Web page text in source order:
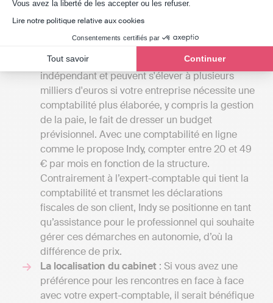
Vous avez la liberté de les accepter ou les refuser.
Lire notre politique relative aux cookies
Consentements certifiés par
Tout savoir Continuer
Chevilly.
Les tarifs: Les frais des cabinets d'expertise
comptable dans le Loiret débutent
généralement à 1000 euros par an pour une
petite mission confiée à un comptable
indépendant et peuvent s'élever à plusieurs
milliers d'euros si votre entreprise nécessite une
comptabilité plus élaborée, y compris la gestion
de la paie, le fait de dresser un budget
prévisionnel. Avec une comptabilité en ligne
comme le propose Indy, compter entre 20 et 49
€ par mois en fonction de la structure.
Contrairement à l’expert-comptable qui tient la
comptabilité et transmet les déclarations
fiscales de son client, Indy se positionne en tant
qu’assistance pour le professionnel qui souhaite
gérer ces démarches en autonomie, d’où la
différence de prix.
La localisation du cabinet : Si vous avez une
préférence pour les rencontres en face à face
avec votre expert-comptable, il serait bénéfique